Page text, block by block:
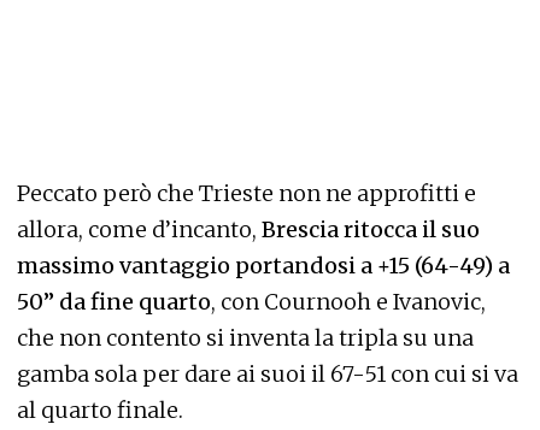
Peccato però che Trieste non ne approfitti e
allora, come d’incanto, Brescia ritocca il suo
massimo vantaggio portandosi a +15 (64-49) a
50” da fine quarto, con Cournooh e Ivanovic,
che non contento si inventa la tripla su una
gamba sola per dare ai suoi il 67-51 con cui si va
al quarto finale.